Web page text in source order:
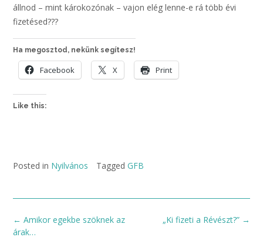
állnod – mint károkozónak – vajon elég lenne-e rá több évi
fizetésed???
Ha megosztod, nekünk segítesz!
Facebook X Print
Like this:
Posted in Nyilvános Tagged GFB
Post
navigation
„Ki fizeti a Révészt?” →
← Amikor egekbe szöknek az
árak…